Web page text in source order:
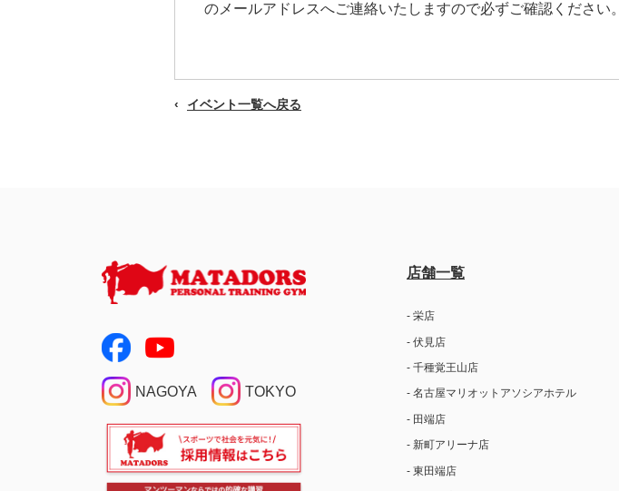
のメールアドレスへご連絡いたしますので必ずご確認ください。
イベント一覧へ戻る
NAGOYA TOKYO
店舗一覧
- 栄店
- 伏見店
- 千種覚王山店
- 名古屋マリオットアソシアホテル
- 田端店
- 新町アリーナ店
- 東田端店